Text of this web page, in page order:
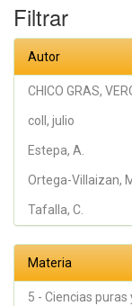
Filtrar
Autor
CHICO GRAS,
coll, julio
Estepa, A.
Ortega-Villaizan,
Tafalla, C.
Materia
5 - Ciencias puras